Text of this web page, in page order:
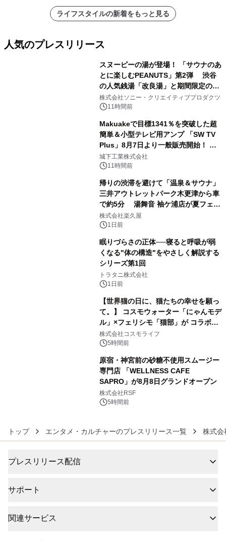
ライフスタイルの新着をもっと見る
人気のプレスリリース
スヌーピーの湯が登場！ 「サウナのあ
とに楽しむPEANUTS」第2弾 渋谷
の人気銭湯「改良湯」と期間限定のコ
ラボレーション サウナイキタイコラ
ボグッズも発売決定！
株式会社ソニー・クリエイティブプロダクツ
11時間前
Makuakeで目標1341％を突破した超
簡単＆小型テレビ用アンプ 「SW TV
Plus」8月7日より一般販売開始！ ケ
ーブル1本つなぐだけ、テレビの音が
ぐっと豊かに
城下工業株式会社
11時間前
帰りの渋滞を避けて「温泉＆サウナ」
三井アウトレットパーク木更津から車
で約5分 湯舞音 袖ケ浦店が夏フェア
メニューを提供
株式会社楽久屋
1日前
眠りづらさの正体──寝ると呼吸が弱
くなる"体の構造"をやさしく解説する
シリーズ第1回
トラタニ株式会社
1日前
【世界猫の日に、猫たちの幸せを願っ
て。】 コスモウォーター「にゃんモデ
ル」×フェリシモ「猫部」が コラボキ
ャンペーンを実施
株式会社コスモライフ
5時間前
原宿・神宮前の砂糖不使用スムージー
専門店 「WELLNESS CAFE
SAPRO」が8月8日グランドオープン
株式会社RSF
5時間前
トップ エンタメ・カルチャーのプレスリリース一覧 株式会
プレスリリース配信
サポート
関連サービス